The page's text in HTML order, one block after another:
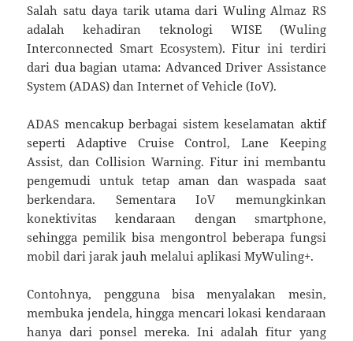
Salah satu daya tarik utama dari Wuling Almaz RS
adalah kehadiran teknologi WISE (Wuling
Interconnected Smart Ecosystem). Fitur ini terdiri
dari dua bagian utama: Advanced Driver Assistance
System (ADAS) dan Internet of Vehicle (IoV).
ADAS mencakup berbagai sistem keselamatan aktif
seperti Adaptive Cruise Control, Lane Keeping
Assist, dan Collision Warning. Fitur ini membantu
pengemudi untuk tetap aman dan waspada saat
berkendara. Sementara IoV memungkinkan
konektivitas kendaraan dengan smartphone,
sehingga pemilik bisa mengontrol beberapa fungsi
mobil dari jarak jauh melalui aplikasi MyWuling+.
Contohnya, pengguna bisa menyalakan mesin,
membuka jendela, hingga mencari lokasi kendaraan
hanya dari ponsel mereka. Ini adalah fitur yang